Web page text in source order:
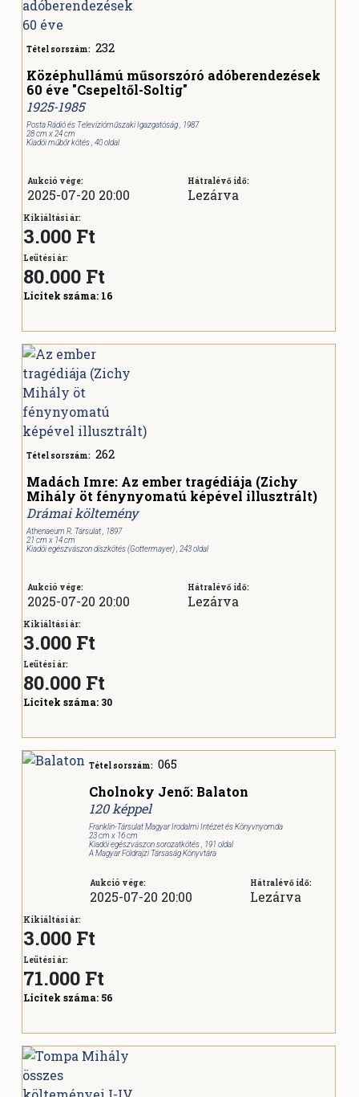
Tétel sorszám: 232
Középhullámú műsorszóró adóberendezések
60 éve "Csepeltől-Soltig"
1925-1985
Posta Rádió és Televízióműszaki Igazgatóság , 1987
28 cm x 24 cm
Kiadói műbőr kötés , 40 oldal
Aukció vége:
2025-07-20 20:00
Hátralévő idő:
Lezárva
Kikiáltási ár:
3.000 Ft
Leütési ár:
80.000 Ft
Licitek száma: 16
Tétel sorszám: 262
Madách Imre: Az ember tragédiája (Zichy
Mihály öt fénynyomatú képével illusztrált)
Drámai költemény
Athenaeum R. Társulat , 1897
21 cm x 14 cm
Kiadói egészvászon díszkötés (Gottermayer) , 243 oldal
Aukció vége:
2025-07-20 20:00
Hátralévő idő:
Lezárva
Kikiáltási ár:
3.000 Ft
Leütési ár:
80.000 Ft
Licitek száma: 30
Tétel sorszám: 065
Cholnoky Jenő: Balaton
120 képpel
Franklin-Társulat Magyar Irodalmi Intézet és Könyvnyomda
23 cm x 16 cm
Kiadói egészvászon sorozatkötés , 191 oldal
A Magyar Földrajzi Társaság Könyvtára
Aukció vége:
2025-07-20 20:00
Hátralévő idő:
Lezárva
Kikiáltási ár:
3.000 Ft
Leütési ár:
71.000 Ft
Licitek száma: 56